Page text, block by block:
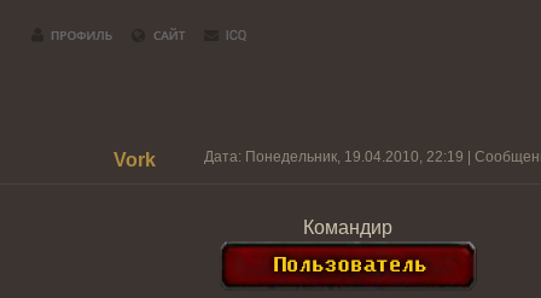
Vork Дата: Понедельник, 19.04.2010, 22:19 |
Командир